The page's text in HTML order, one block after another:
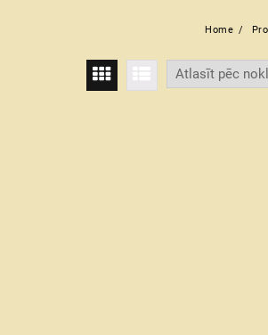
Home